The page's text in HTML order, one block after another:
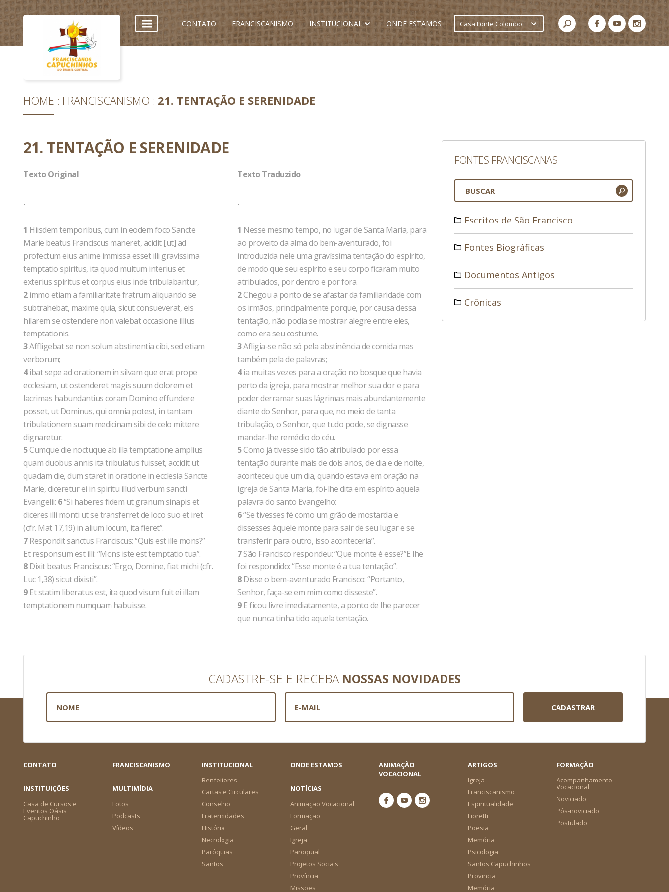
CONTATO FRANCISCANISMO INSTITUCIONAL ONDE ESTAMOS Casa Fonte Colombo
HOME FRANCISCANISMO 21. TENTAÇÃO E SERENIDADE
21. TENTAÇÃO E SERENIDADE
Texto Original
.
1 Hiisdem temporibus, cum in eodem foco Sancte
Marie beatus Franciscus maneret, acidit [ut] ad
profectum eius anime immissa esset illi gravissima
temptatio spiritus, ita quod multum interius et
exterius spiritus et corpus eius inde tribulabantur,
2immo etiam a familiaritate fratrum aliquando se
subtrahebat, maxime quia, sicut consueverat, eis
hilarem se ostendere non valebat occasione illius
temptationis.
3Affligebat se non solum abstinentia cibi, sed etiam
verborum;
4ibat sepe ad orationem in silvam que erat prope
ecclesiam, ut ostenderet magis suum dolorem et
lacrimas habundantius coram Domino effundere
posset, ut Dominus, qui omnia potest, in tantam
tribulationem suam medicinam sibi de celo mittere
dignaretur.
5Cumque die noctuque ab illa temptatione amplius
quam duobus annis ita tribulatus fuisset, accidit ut
quadam die, dum staret in oratione in ecclesia Sancte
Marie, diceretur ei in spiritu illud verbum sancti
Evangelii: 6“Si haberes fidem ut granum sinapis et
diceres illi monti ut se transferret de loco suo et iret
(cfr. Mat 17,19) in alium locum, ita fieret”.
7Respondit sanctus Franciscus: “Quis est ille mons?”
Et responsum est illi: “Mons iste est temptatio tua”.
8Dixit beatus Franciscus: “Ergo, Domine, fiat michi (cfr.
Luc 1,38) sicut dixisti”.
9Et statim liberatus est, ita quod visum fuit ei illam
temptationem numquam habuisse.
Texto Traduzido
.
1 Nesse mesmo tempo, no lugar de Santa Maria, para
ao proveito da alma do bem-aventurado, foi
introduzida nele uma gravíssima tentação do espírito,
de modo que seu espírito e seu corpo ficaram muito
atribulados, por dentro e por fora.
2Chegou a ponto de se afastar da familiaridade com
os irmãos, principalmente porque, por causa dessa
tentação, não podia se mostrar alegre entre eles,
como era seu costume.
3Afligia-se não só pela abstinência de comida mas
também pela de palavras;
4ia muitas vezes para a oração no bosque que havia
perto da igreja, para mostrar melhor sua dor e para
poder derramar suas lágrimas mais abundantemente
diante do Senhor, para que, no meio de tanta
tribulação, o Senhor, que tudo pode, se dignasse
mandar-lhe remédio do céu.
5Como já tivesse sido tão atribulado por essa
tentação durante mais de dois anos, de dia e de noite,
aconteceu que um dia, quando estava em oração na
igreja de Santa Maria, foi-lhe dita em espírito aquela
palavra do santo Evangelho:
6“Se tivesses fé como um grão de mostarda e
dissesses àquele monte para sair de seu lugar e se
transferir para outro, isso aconteceria”.
7São Francisco respondeu: “Que monte é esse?”E lhe
foi respondido: “Esse monte é a tua tentação”.
8Disse o bem-aventurado Francisco: “Portanto,
Senhor, faça-se em mim como disseste”.
9E ficou livre imediatamente, a ponto de lhe parecer
que nunca tinha tido aquela tentação.
FONTES FRANCISCANAS
Escritos de São Francisco
Fontes Biográficas
Documentos Antigos
Crônicas
CADASTRE-SE E RECEBA NOSSAS NOVIDADES
CADASTRAR
CONTATO FRANCISCANISMO
INSTITUCIONAL
Benfeitores
Cartas e Circulares
Conselho
Fraternidades
História
Necrologia
Paróquias
Santos
ONDE ESTAMOS
ANIMAÇÃO
VOCACIONAL
ARTIGOS
Igreja
Franciscanismo
Espiritualidade
Fioretti
Poesia
Memória
Psicologia
Santos Capuchinhos
Provincia
Memória
FORMAÇÃO
Acompanhamento
Vocacional
Noviciado
Pós-noviciado
Postulado
INSTITUIÇÕES
Casa de Cursos e
Eventos Oásis
Capuchinho
MULTIMÍDIA
Fotos
Podcasts
Vídeos
NOTÍCIAS
Animação Vocacional
Formação
Geral
Igreja
Paroquial
Projetos Sociais
Província
Missões